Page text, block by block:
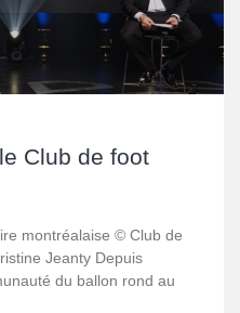
Club de foot
montréalaise © Club de
Jeanty Depuis
du ballon rond au